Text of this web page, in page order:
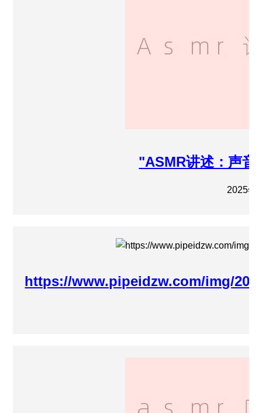
"ASMR讲述：声音
2025年
https://www.pipeidzw.com/img/